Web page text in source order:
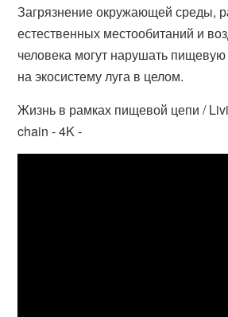
Загрязнение окружающей среды,
естественных местообитаний и
человека могут нарушать
на экосистему луга в целом.
Жизнь в рамках пищевой цепи /
chain - 4K -